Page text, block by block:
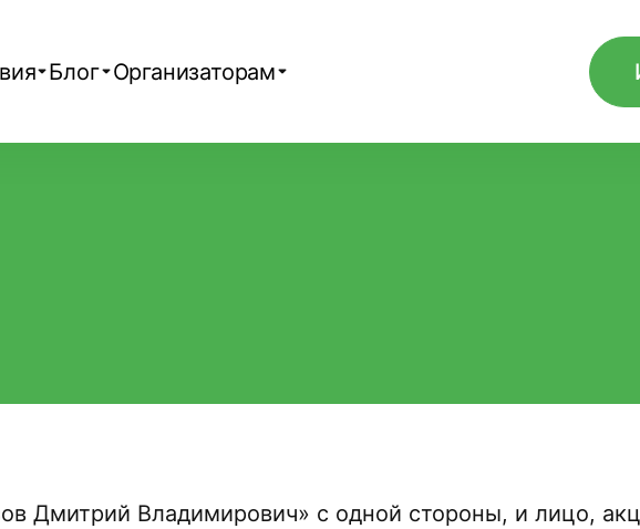
Блог Организаторам
Дмитрий Владимирович» с одной стороны, и лицо,